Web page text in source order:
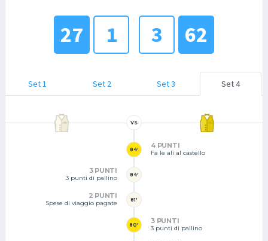
1
27 3 62
Set 1 Set 2 Set 3 Set 4
VS
84' 4 PUNTI
Fa le ali al castello
84'
3 PUNTI
3 punti di pallino
81'
2 PUNTI
Spese di viaggio pagate
80' 3 PUNTI
3 punti di pallino